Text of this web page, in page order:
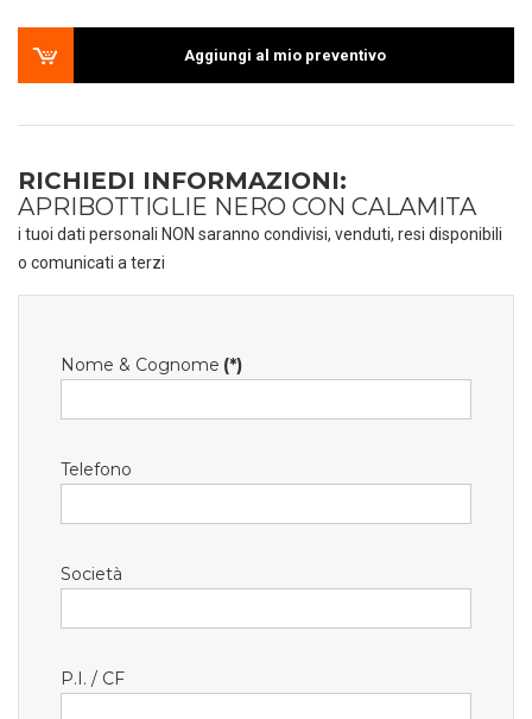
Aggiungi al mio preventivo
RICHIEDI INFORMAZIONI:
APRIBOTTIGLIE NERO CON CALAMITA
i tuoi dati personali NON saranno condivisi, venduti, resi disponibili
o comunicati a terzi
Nome & Cognome (*)
Telefono
Società
P.I. / CF